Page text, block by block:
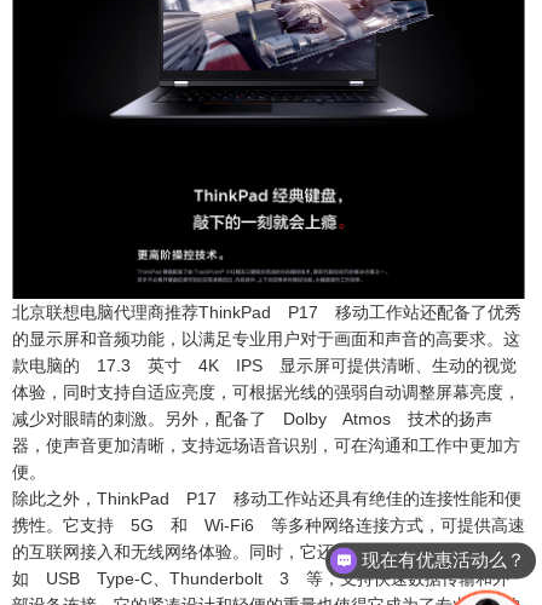
北京联想电脑代理商推荐ThinkPad P17 移动工作站还配备了优秀
的显示屏和音频功能，以满足专业用户对于画面和声音的高要求。这
款电脑的 17.3 英寸 4K IPS 显示屏可提供清晰、生动的视觉
体验，同时支持自适应亮度，可根据光线的强弱自动调整屏幕亮度，
减少对眼睛的刺激。另外，配备了 Dolby Atmos 技术的扬声
器，使声音更加清晰，支持远场语音识别，可在沟通和工作中更加方
便。
除此之外，ThinkPad P17 移动工作站还具有绝佳的连接性能和便
携性。它支持 5G 和 Wi-Fi6 等多种网络连接方式，可提供高速
的互联网接入和无线网络体验。同时，它还配备了多个常用的接口，
如 USB Type-C、Thunderbolt 3 等，支持快速数据传输和外
可以介绍下你们的产品么？
现在有优惠活动么？